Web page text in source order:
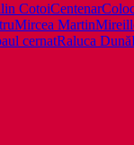
CotoiCentenar
Mircea Martin
cernatRaluca Dună